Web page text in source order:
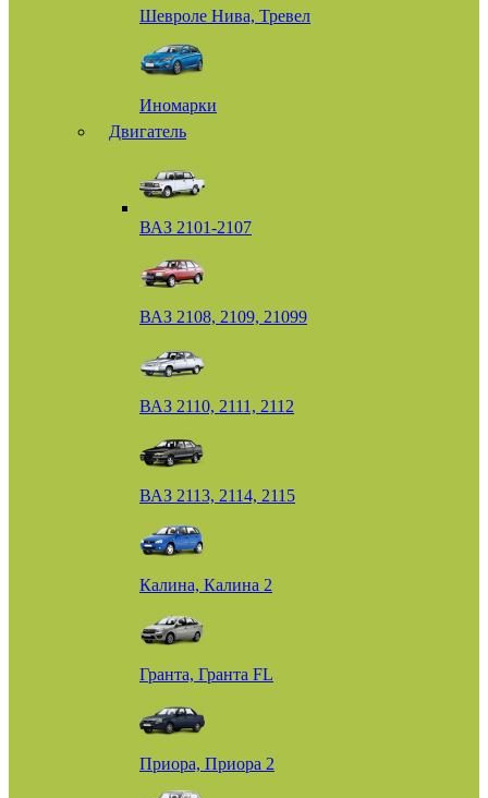
Шевроле Нива, Тревел
Иномарки
Двигатель
ВАЗ 2101-2107
ВАЗ 2108, 2109, 21099
ВАЗ 2110, 2111, 2112
ВАЗ 2113, 2114, 2115
Калина, Калина 2
Гранта, Гранта FL
Приора, Приора 2